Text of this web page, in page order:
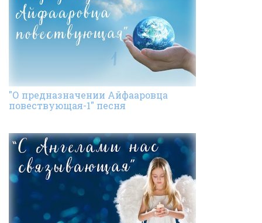
"О предназначении Айфааровца
повествующая-1" песня